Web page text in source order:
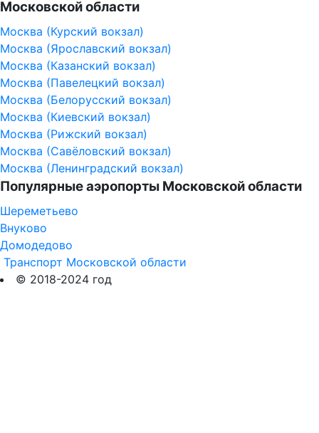
Московской области
Москва (Курский вокзал)
Москва (Ярославский вокзал)
Москва (Казанский вокзал)
Москва (Павелецкий вокзал)
Москва (Белорусский вокзал)
Москва (Киевский вокзал)
Москва (Рижский вокзал)
Москва (Савёловский вокзал)
Москва (Ленинградский вокзал)
Популярные аэропорты Московской области
Шереметьево
Внуково
Домодедово
Транспорт Московской области
© 2018-2024 год